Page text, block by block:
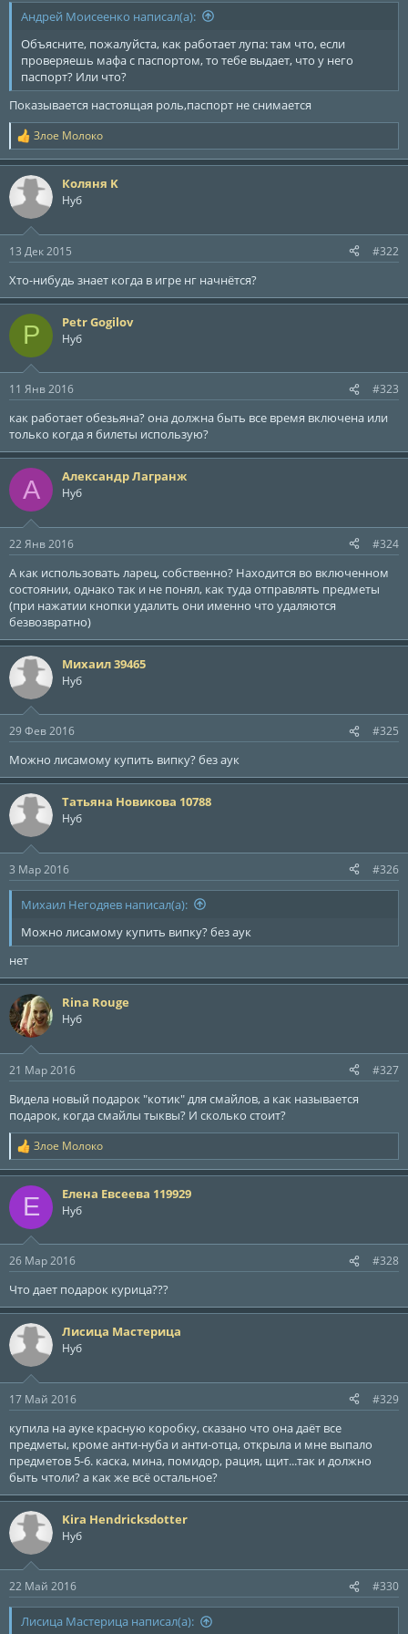
а
Андрей Моисеенко написал(а):
Объясните, пожалуйста, как работает лупа: там что, если
проверяешь мафа с паспортом, то тебе выдает, что у него
паспорт? Или что?
Показывается настоящая роль,паспорт не снимается
Р
е
а
к
ц
и
:
Злое Молоко
Коляня K
Нуб
13 Дек 2015 #322
Хто-нибудь знает когда в игре нг начнётся?
P Petr Gogilov
Нуб
11 Янв 2016 #323
как работает обезьяна? она должна быть все время включена или
только когда я билеты использую?
А Александр Лагранж
Нуб
22 Янв 2016 #324
А как использовать ларец, собственно? Находится во включенном
состоянии, однако так и не понял, как туда отправлять предметы
(при нажатии кнопки удалить они именно что удаляются
безвозвратно)
Михаил 39465
Нуб
29 Фев 2016 #325
Можно лисамому купить випку? без аук
Татьяна Новикова 10788
Нуб
3 Мар 2016 #326
Михаил Негодяев написал(а):
Можно лисамому купить випку? без аук
нет
Rina Rouge
Нуб
21 Мар 2016 #327
Видела новый подарок "котик" для смайлов, а как называется
подарок, когда смайлы тыквы? И сколько стоит?
Р
е
а
к
и
:
Злое Молоко
Е Елена Евсеева 119929
Нуб
26 Мар 2016 #328
Что дает подарок курица???
Лисица Мастерица
Нуб
17 Май 2016 #329
купила на ауке красную коробку, сказано что она даёт все
предметы, кроме анти-нуба и анти-отца, открыла и мне выпало
предметов 5-6. каска, мина, помидор, рация, щит...так и должно
быть чтоли? а как же всё остальное?
Kira Hendricksdotter
Нуб
22 Май 2016 #330
Лисица Мастерица написал(а):